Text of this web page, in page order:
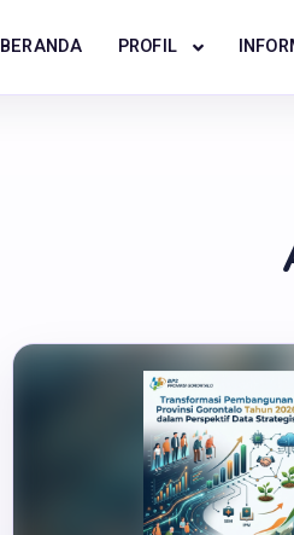
BERANDA PROFIL